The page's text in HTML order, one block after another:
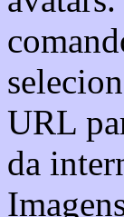
URL
da